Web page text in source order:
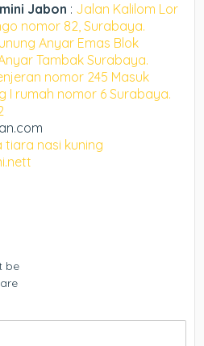
Jabon : Jalan Kalilom Lor
nomor 82, Surabaya.
Anyar Emas Blok
Tambak Surabaya.
nomor 245 Masuk
I rumah nomor 6 Surabaya.
tiara nasi kuning
be